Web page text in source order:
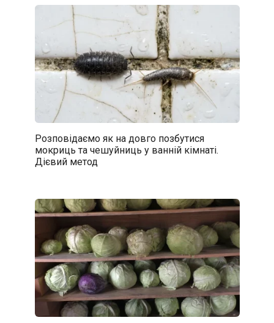
Розповідаємо як на довго позбутися
мокриць та чешуйниць у ванній кімнаті.
Дієвий метод